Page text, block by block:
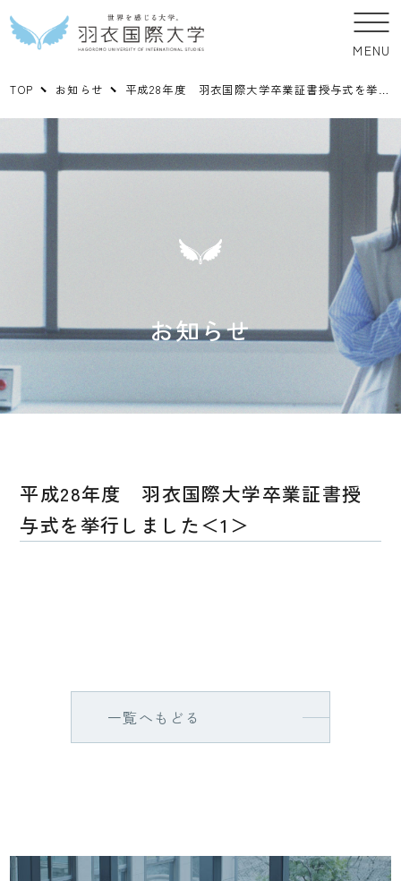
MENU
TOP お知らせ 平成28年度 羽衣国際大学卒業証書授与式を挙行しました＜1＞
お知らせ
平成28年度 羽衣国際大学卒業証書授
与式を挙行しました＜1＞
一覧へもどる